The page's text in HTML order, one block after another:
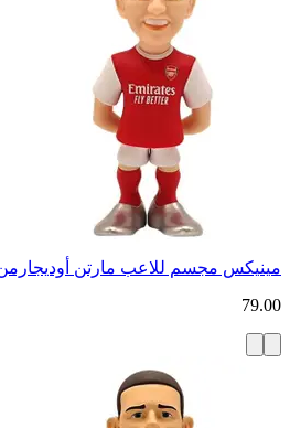
مينيكس مجسم للاعب مارتن
79.00